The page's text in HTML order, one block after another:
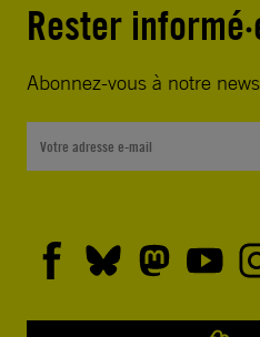
Rester
Abonnez-vous à notre